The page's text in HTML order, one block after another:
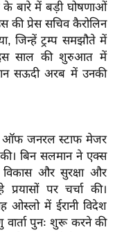
के बारे में बड़ी घोषणाओं
की प्रेस सचिव कैरोलिन
जिन्हें ट्रम्प समझौते में
साल की शुरुआत में
सऊदी अरब में उनकी
ऑफ जनरल स्टाफ मेजर
बिन सलमान ने एक्स
और सुरक्षा और
पर चर्चा की।
ओस्लो में ईरानी विदेश
वार्ता पुनः शुरू करने की